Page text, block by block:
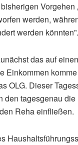
werden,
werden könnten”.
das auf
Einkommen
OLG. Dieser
den tagesgenau
Reha einfließen.